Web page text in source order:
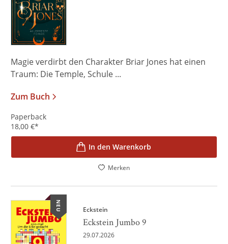
Magie verdirbt den Charakter Briar Jones hat einen
Traum: Die Temple, Schule ...
Zum Buch
Paperback
18,00 €*
In den Warenkorb
Merken
NEU Eckstein
Eckstein Jumbo 9
29.07.2026